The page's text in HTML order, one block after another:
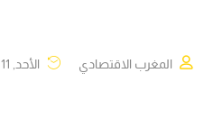
المغرب الاقتصادي الأحد, 11 يناير 2026, 18:39